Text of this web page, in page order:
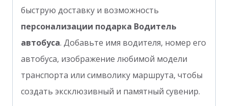
быструю доставку и возможность
персонализации подарка Водитель
автобуса. Добавьте имя водителя, номер его
автобуса, изображение любимой модели
транспорта или символику маршрута, чтобы
создать эксклюзивный и памятный сувенир.